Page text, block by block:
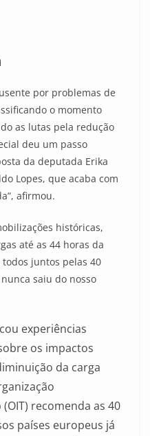
por problemas de
o momento
as lutas pela redução
deu um passo
da deputada Erika
Lopes, que acaba com
afirmou.
históricas,
até as 44 horas da
todos juntos pelas 40
saiu do nosso
experiências
os impactos
da carga
recomenda as 40
países europeus já